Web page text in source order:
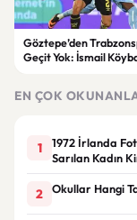
Göztepe’den
Geçit Yok: İsmail
EN ÇOK
1
1972 İrlanda
Sarılan Kadın
2 Okullar Hangi